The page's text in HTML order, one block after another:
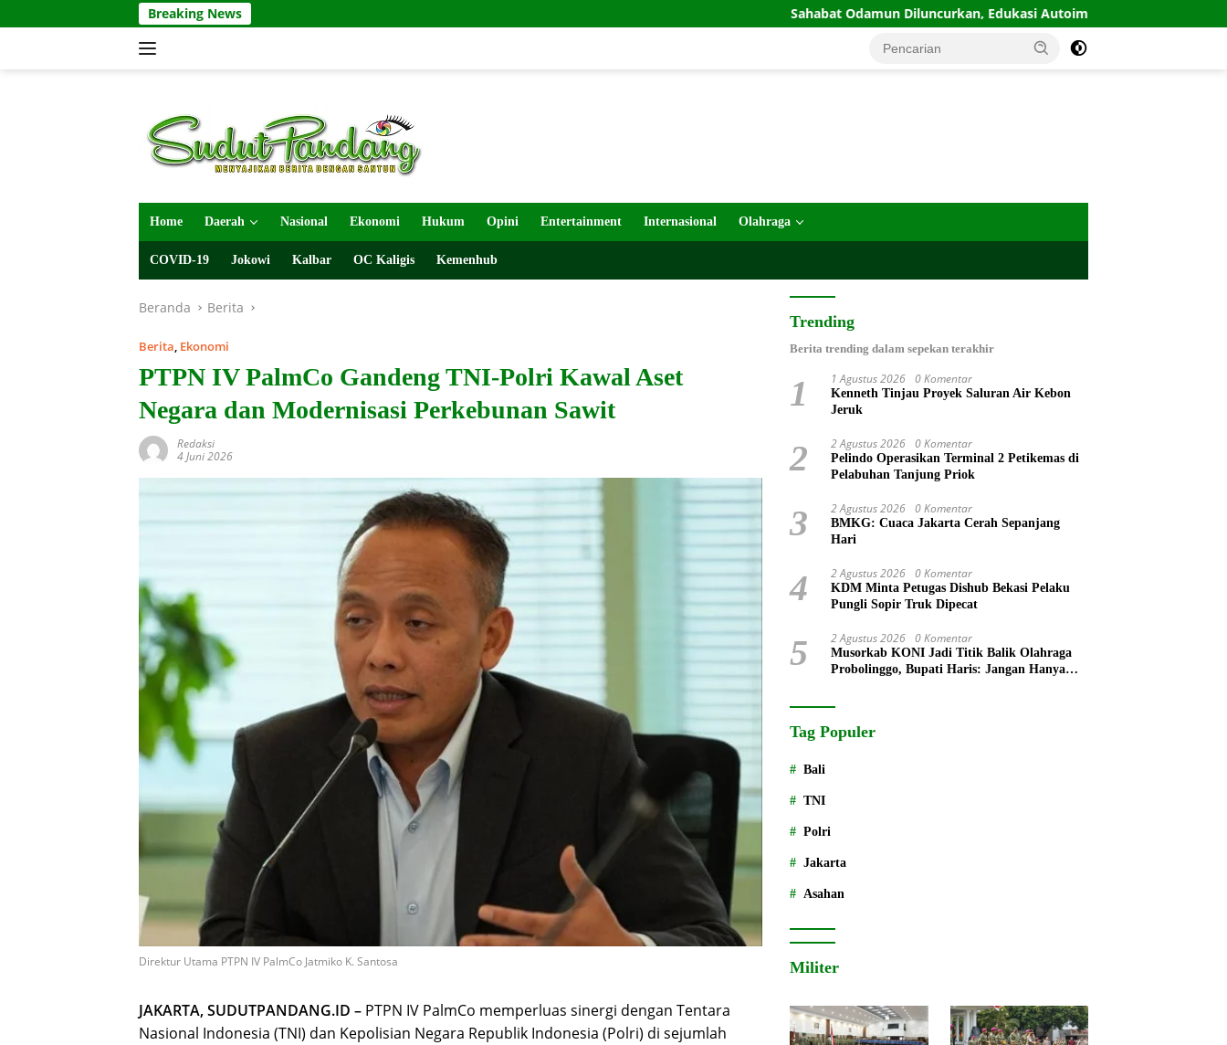
ke
Breaking News Sahabat Odamun Diluncurkan, Edukasi Autoimun Diperkuat
Home Daerah Nasional Ekonomi Hukum Opini Entertainment Internasional Olahraga
COVID-19 Jokowi Kalbar OC Kaligis Kemenhub
Beranda Berita
Berita, Ekonomi
PTPN IV PalmCo Gandeng TNI-Polri Kawal Aset
Negara dan Modernisasi Perkebunan Sawit
Redaksi
4 Juni 2026
Direktur Utama PTPN IV PalmCo Jatmiko K. Santosa
JAKARTA, SUDUTPANDANG.ID – PTPN IV PalmCo memperluas sinergi dengan Tentara
Nasional Indonesia (TNI) dan Kepolisian Negara Republik Indonesia (Polri) di sejumlah
Trending
Berita trending dalam sepekan terakhir
1 1 Agustus 2026 0 Komentar
Kenneth Tinjau Proyek Saluran Air Kebon
Jeruk
2 2 Agustus 2026 0 Komentar
Pelindo Operasikan Terminal 2 Petikemas di
Pelabuhan Tanjung Priok
3 2 Agustus 2026 0 Komentar
BMKG: Cuaca Jakarta Cerah Sepanjang
Hari
4 2 Agustus 2026 0 Komentar
KDM Minta Petugas Dishub Bekasi Pelaku
Pungli Sopir Truk Dipecat
5 2 Agustus 2026 0 Komentar
Musorkab KONI Jadi Titik Balik Olahraga
Probolinggo, Bupati Haris: Jangan Hanya
Tag Populer
Bali
TNI
Polri
Jakarta
Asahan
Militer